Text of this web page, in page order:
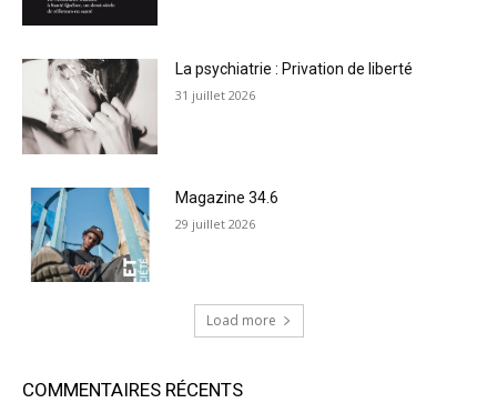
La psychiatrie : Privation de liberté
31 juillet 2026
Magazine 34.6
29 juillet 2026
Load more
COMMENTAIRES RÉCENTS